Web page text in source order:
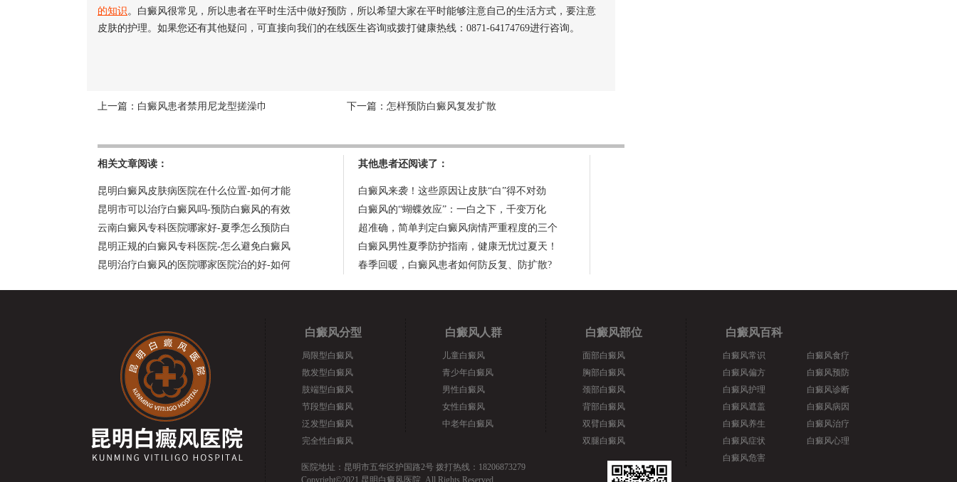
的知识。白癜风很常见，所以患者在平时生活中做好预防，所以希望大家在平时能够注意自己的生活方式，要注意
皮肤的护理。如果您还有其他疑问，可直接向我们的在线医生咨询或拨打健康热线：0871-64174769进行咨询。
上一篇： 白癜风患者禁用尼龙型搓澡巾 下一篇： 怎样预防白癜风复发扩散
相关文章阅读：
昆明白癜风皮肤病医院在什么位置-如何才能
昆明市可以治疗白癜风吗-预防白癜风的有效
云南白癜风专科医院哪家好-夏季怎么预防白
昆明正规的白癜风专科医院-怎么避免白癜风
昆明治疗白癜风的医院哪家医院治的好-如何
其他患者还阅读了：
白癜风来袭！这些原因让皮肤“白”得不对劲
白癜风的“蝴蝶效应”：一白之下，千变万化
超准确，简单判定白癜风病情严重程度的三个
白癜风男性夏季防护指南，健康无忧过夏天！
春季回暖，白癜风患者如何防反复、防扩散?
白癜风分型
局限型白癜风
散发型白癜风
肢端型白癜风
节段型白癜风
泛发型白癜风
完全性白癜风
白癜风人群
儿童白癜风
青少年白癜风
男性白癜风
女性白癜风
中老年白癜风
白癜风部位
面部白癜风
胸部白癜风
颈部白癜风
背部白癜风
双臂白癜风
双腿白癜风
白癜风百科
白癜风常识
白癜风偏方
白癜风护理
白癜风遮盖
白癜风养生
白癜风症状
白癜风危害
白癜风食疗
白癜风预防
白癜风诊断
白癜风病因
白癜风治疗
白癜风心理
医院地址：昆明市五华区护国路2号 拨打热线：18206873279
Copyright©2021 昆明白癜风医院. All Rights Reserved